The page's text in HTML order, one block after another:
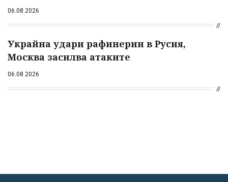
06.08.2026
Украйна удари рафинерии в Русия,
Москва засилва атаките
06.08.2026